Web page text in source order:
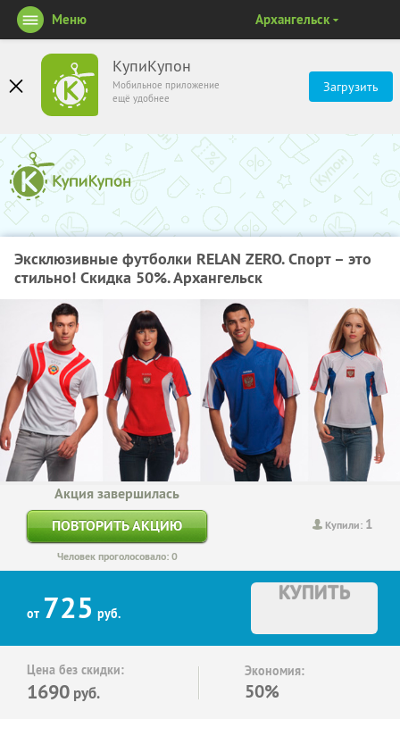
КупиКупон
Мобильное приложение
ещё удобнее
Загрузить
Меню Архангельск
Эксклюзивные футболки RELAN ZERO. Спорт – это
стильно! Скидка 50%. Архангельск
Купили: 1
Акция завершилась
ПОВТОРИТЬ АКЦИЮ
Человек проголосовало: 0
от 725 руб.
КУПИТЬ
Цена без скидки:
1690 руб.
Экономия:
50%